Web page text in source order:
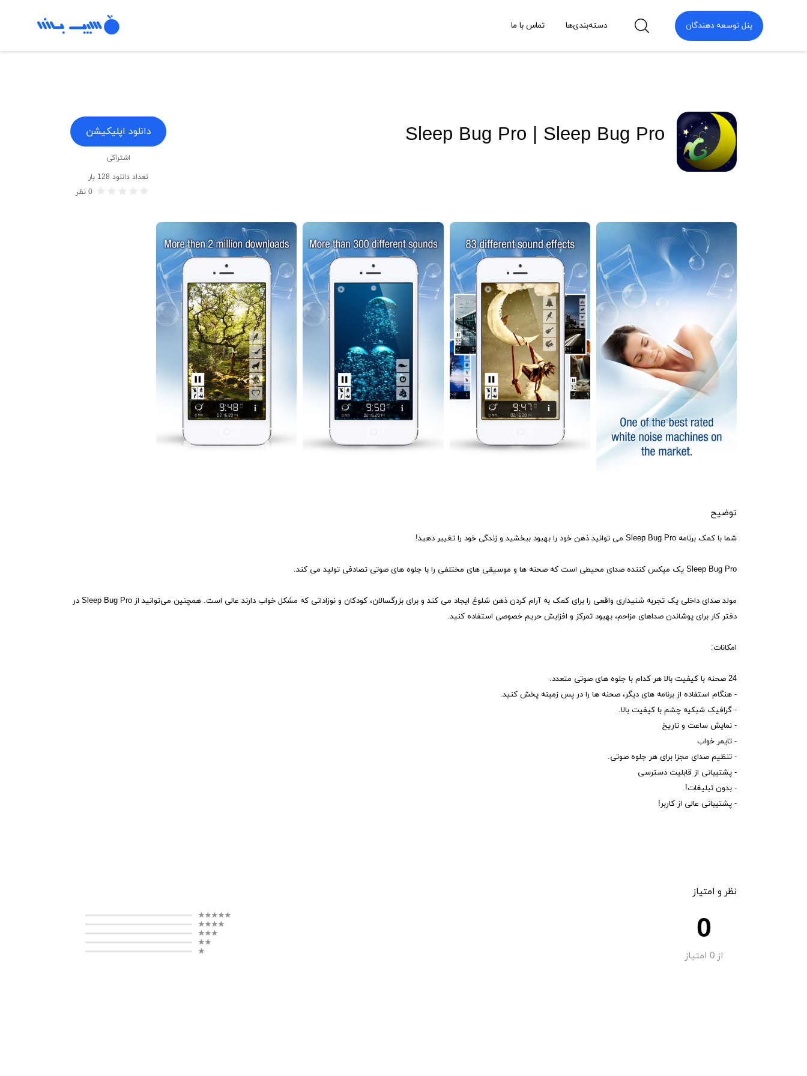
پنل توسعه دهندگان دسته‌بندی‌ها تماس با ما
Sleep Bug Pro | Sleep Bug Pro دانلود اپلیکیشن
اشتراکی
تعداد دانلود 128 بار
0 نظر
توضیح
شما با کمک برنامه Sleep Bug Pro می توانید ذهن خود را بهبود ببخشید و زندگی خود را تغییر دهید!
Sleep Bug Pro یک میکس کننده صدای محیطی است که صحنه ها و موسیقی های مختلفی را با جلوه های صوتی تصادفی تولید می کند.
مولد صدای داخلی یک تجربه شنیداری واقعی را برای کمک به آرام کردن ذهن شلوغ ایجاد می کند و برای بزرگسالان، کودکان و نوزادانی که مشکل خواب دارند عالی است. همچنین می‌توانید از Sleep Bug Pro در
دفتر کار برای پوشاندن صداهای مزاحم، بهبود تمرکز و افزایش حریم خصوصی استفاده کنید.
امکانات:
24 صحنه با کیفیت بالا هر کدام با جلوه های صوتی متعدد.
- هنگام استفاده از برنامه های دیگر، صحنه ها را در پس زمینه پخش کنید.
- گرافیک شبکیه چشم با کیفیت بالا.
- نمایش ساعت و تاریخ
- تایمر خواب
- تنظیم صدای مجزا برای هر جلوه صوتی.
- پشتیبانی از قابلیت دسترسی
- بدون تبلیغات!
- پشتیبانی عالی از کاربر!
نظر و امتیاز
0
از0 امتیاز